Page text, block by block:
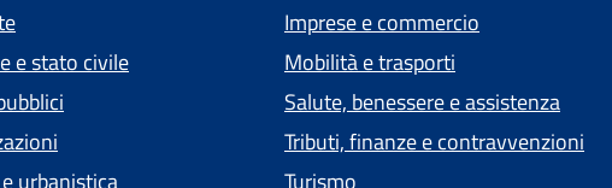
e stato civile
urbanistica
Imprese e commercio
Mobilità e trasporti
Salute, benessere e assistenza
Tributi, finanze e contravvenzioni
Turismo